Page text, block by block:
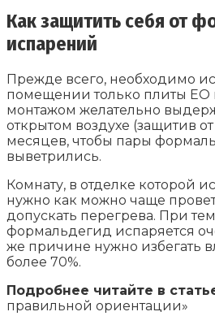
Как защитить себя от
испарений
Прежде всего, необходимо
помещении только плиты ЕО
монтажом желательно
открытом воздухе (защитив
месяцев, чтобы пары
выветрились.
Комнату, в отделке которой
нужно как можно чаще
допускать перегрева. При
формальдегид испаряется
же причине нужно избегать
более 70%.
Подробнее читайте в
правильной ориентации»